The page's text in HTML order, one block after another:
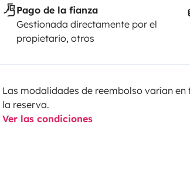
Pago de la fianza
Gestionada directamente por el
propietario, otros
Las modalidades de reembolso varían
la reserva.
Ver las condiciones